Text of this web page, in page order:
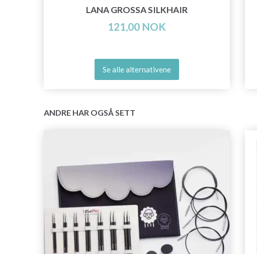
LANA GROSSA SILKHAIR
121,00 NOK
Se alle alternativene
ANDRE HAR OGSÅ SETT